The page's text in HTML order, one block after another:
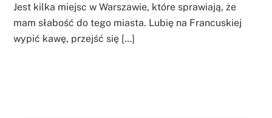
Jest kilka miejsc w Warszawie, które sprawiają, że
mam słabość do tego miasta. Lubię na Francuskiej
wypić kawę, przejść się […]